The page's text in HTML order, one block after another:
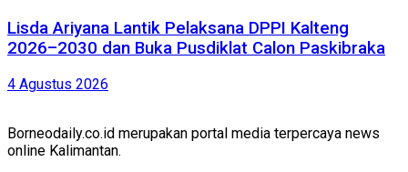
Lisda Ariyana Lantik Pelaksana DPPI Kalteng
2026–2030 dan Buka Pusdiklat Calon Paskibraka
4 Agustus 2026
Borneodaily.co.id merupakan portal media terpercaya news
online Kalimantan.